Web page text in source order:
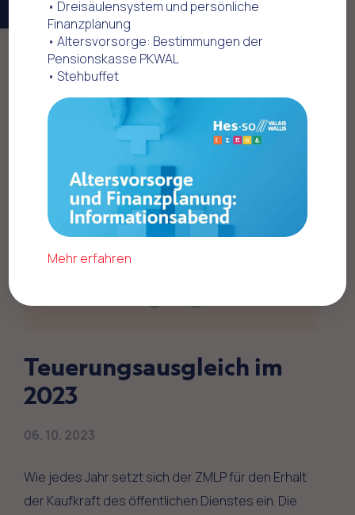
Home
Mesures obtenues avec la FMEP
Teuerungsausgleich im
2023
06. 10. 2023
Wie jedes Jahr setzt sich der ZMLP für den Erhalt
der Kaufkraft des öffentlichen Dienstes ein. Die
• Dreisäulensystem und persönliche
Finanzplanung
• Altersvorsorge: Bestimmungen der
Pensionskasse PKWAL
• Stehbuffet
Mehr erfahren